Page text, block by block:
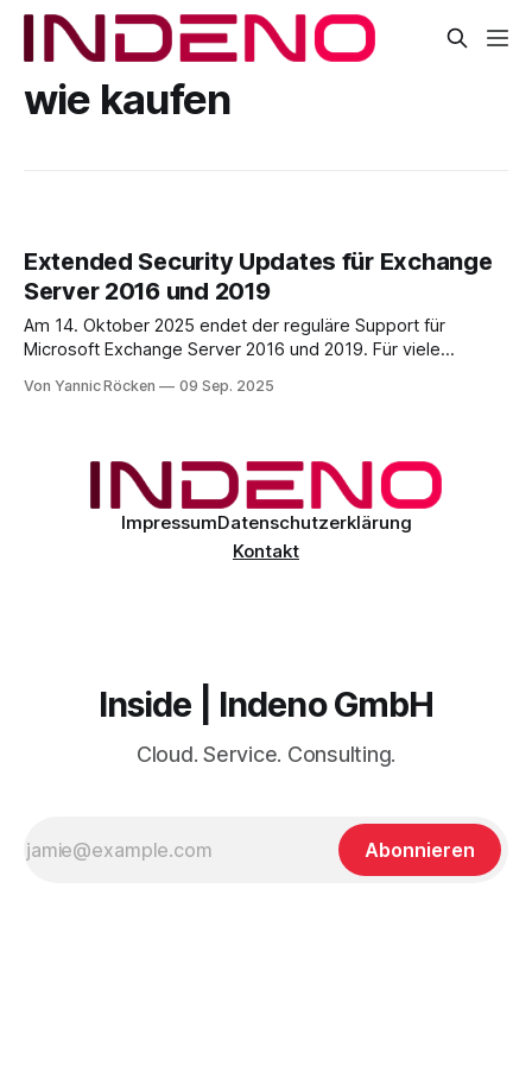
wie kaufen
Extended Security Updates für Exchange
Server 2016 und 2019
Am 14. Oktober 2025 endet der reguläre Support für
Microsoft Exchange Server 2016 und 2019. Für viele
Migration zur Exchange Subscription Edition (SE) oder zu
Extended
Von Yannic Röcken 09 Sep. 2025
ImpressumDatenschutzerklärung
Kontakt
Inside | Indeno GmbH
Cloud. Service. Consulting.
Abonnieren